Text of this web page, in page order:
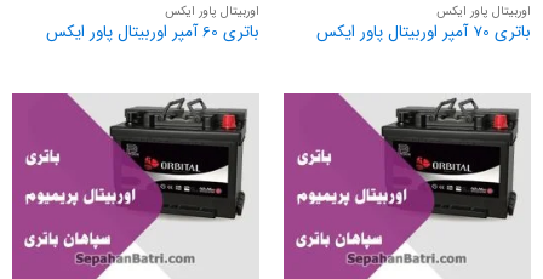
اوربیتال پاور ایکس
باتری 70 آمپر اوربیتال پاور ایکس
اوربیتال پاور ایکس
باتری 60 آمپر اوربیتال پاور ایکس